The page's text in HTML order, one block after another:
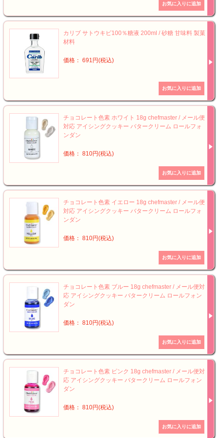
カリブ サトウキビ100％糖液 200ml / 砂糖 甘味料 製菓
材料
価格： 691円(税込)
チョコレート色素 ホワイト 18g chefmaster / メール便
対応 アイシングクッキー バタークリーム ロールフォ
ンダン
価格： 810円(税込)
チョコレート色素 イエロー 18g chefmaster / メール便
対応 アイシングクッキー バタークリーム ロールフォ
ンダン
価格： 810円(税込)
チョコレート色素 ブルー 18g chefmaster / メール便対
応 アイシングクッキー バタークリーム ロールフォン
ダン
価格： 810円(税込)
チョコレート色素 ピンク 18g chefmaster / メール便対
応 アイシングクッキー バタークリーム ロールフォン
ダン
価格： 810円(税込)